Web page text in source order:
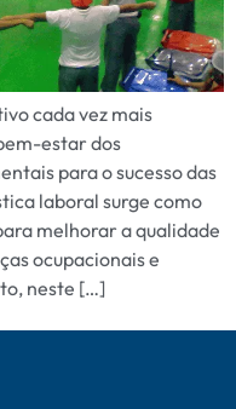
cada vez mais
estar dos
para o sucesso das
laboral surge como
melhorar a qualidade
ocupacionais e
neste […]